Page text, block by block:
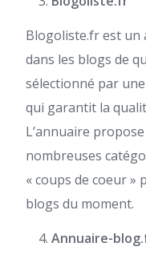
Blogoliste.fr est un
dans les blogs de
sélectionné par
qui garantit la
L’annuaire
nombreuses
« coups de coeur »
blogs du moment.
Annuaire-